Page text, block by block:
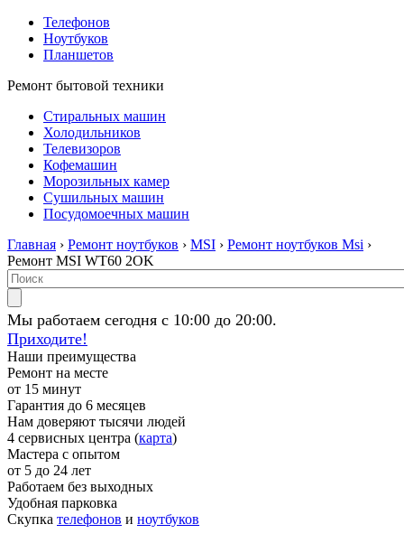
Телефонов
Ноутбуков
Планшетов
Ремонт бытовой техники
Стиральных машин
Холодильников
Телевизоров
Кофемашин
Морозильных камер
Сушильных машин
Посудомоечных машин
Главная › Ремонт ноутбуков › MSI › Ремонт ноутбуков Msi ›
Ремонт MSI WT60 2OK
Мы работаем сегодня с 10:00 до 20:00.
Приходите!
Наши преимущества
Ремонт на месте
от 15 минут
Гарантия до 6 месяцев
Нам доверяют тысячи людей
4 сервисных центра (карта)
Мастера с опытом
от 5 до 24 лет
Работаем без выходных
Удобная парковка
Скупка телефонов и ноутбуков